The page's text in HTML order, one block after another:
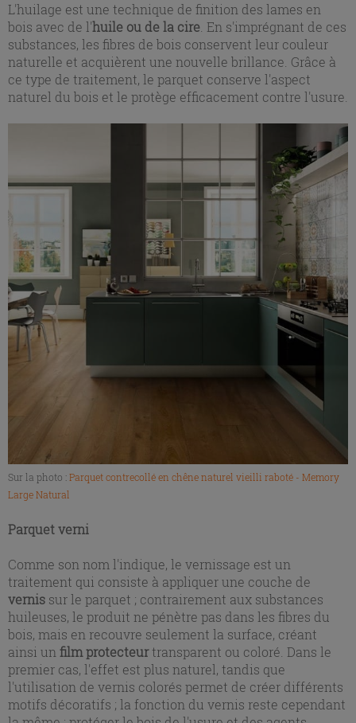
L'huilage est une technique de finition des lames en
bois avec de l'huile ou de la cire . En s'imprégnant de ces
substances, les fibres de bois conservent leur couleur
naturelle et acquièrent une nouvelle brillance. Grâce à
ce type de traitement, le parquet conserve l'aspect
naturel du bois et le protège efficacement contre l'usure.
Sur la photo :Parquet contrecollé en chêne naturel vieilli raboté - Memory
Large Natural
Parquet verni
Comme son nom l'indique, le vernissage est un
traitement qui consiste à appliquer une couche de
vernis sur le parquet ; contrairement aux substances
huileuses, le produit ne pénètre pas dans les fibres du
bois, mais en recouvre seulement la surface, créant
ainsi un film protecteurtransparent ou coloré. Dans le
premier cas, l'effet est plus naturel, tandis que
l'utilisation de vernis colorés permet de créer différents
motifs décoratifs ; la fonction du vernis reste cependant